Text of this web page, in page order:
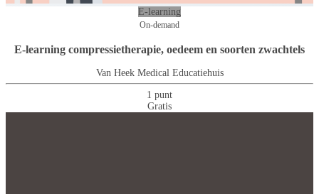
E-learning
On-demand
E-learning compressietherapie, oedeem en soorten zwachtels
Van Heek Medical Educatiehuis
1 punt
Gratis